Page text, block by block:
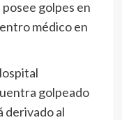
golpes en
médico en
golpeado
derivado al